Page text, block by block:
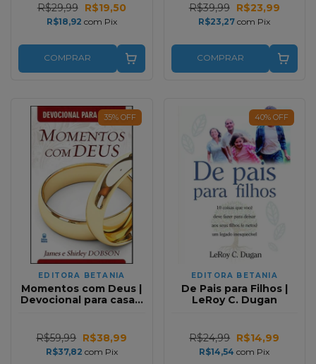
R$29,99 R$19,50
R$18,92 com Pix
COMPRAR
R$39,99 R$23,99
R$23,27com Pix
COMPRAR
35% OFF
EDITORA BETANIA
Momentos com Deus |
Devocional para casais
R$59,99 R$38,99
R$37,82 com Pix
40% OFF
EDITORA BETANIA
De Pais para Filhos |
LeRoy C. Dugan
R$24,99 R$14,99
R$14,54com Pix